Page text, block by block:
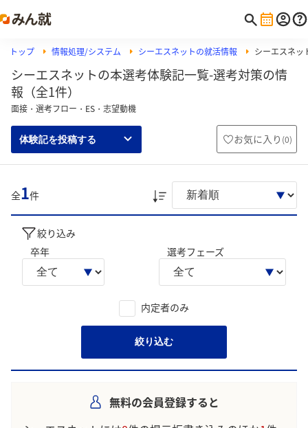
トップ 情報処理/システム シーエスネットの就活情報 シーエスネッ
シーエスネットの本選考体験記一覧-選考対策の情
報（全1件）
面接・選考フロー・ES・志望動機
体験記を投稿する お気に入り (0)
全1件
絞り込み
卒年
選考フェーズ
内定者のみ
絞り込む
無料の会員登録すると